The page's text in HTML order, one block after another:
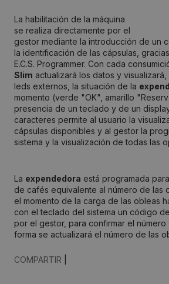
La habilitación de la máquina
se realiza directamente por el
gestor mediante la introducción de un
la identificación de las cápsulas,
E.C.S. Programmer. Con cada
Slim actualizará los datos y
leds externos, la situación de la
momento (verde "OK", amarillo
presencia de un teclado y de un
caracteres permite al usuario la
cápsulas disponibles y al gestor la
sistema y la visualización de todas las
La expendedora está programada
de cafés equivalente al número de las
el momento de la carga de las obleas
con el teclado del sistema un código
por el gestor, para confirmar el
forma se actualizará el número de las
COMPARTIR